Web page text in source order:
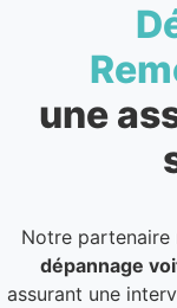
une
Notre
dépannage
assurant une